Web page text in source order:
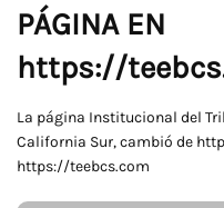
PÁGINA EN
https://
La página Institucional del
California Sur, cambió de
https://teebcs.com